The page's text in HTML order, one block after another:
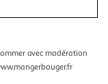
avec modération